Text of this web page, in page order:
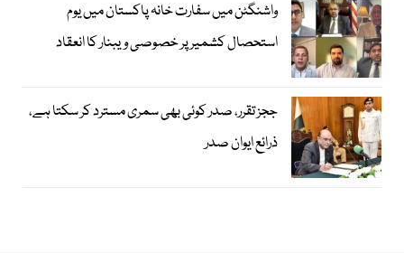
واشنگٹن میں سفارت خانہ پاکستان میں یوم
استحصال کشمیر پر خصوصی ویبنار کا انعقاد
ججز تقرر، صدر کوئی بھی سمری مسترد کر سکتا ہے،
ذرائع ایوان صدر